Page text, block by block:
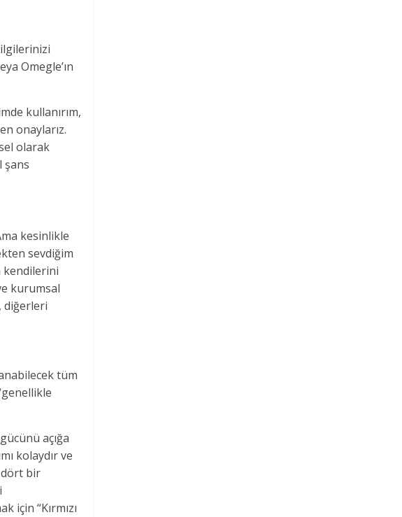
Omegle’ın
kullanırım,
onaylarız.
olarak
şans
kesinlikle
sevdiğim
kendilerini
kurumsal
diğerleri
tüm
açığa
kolaydır ve
dört bir
için “Kırmızı